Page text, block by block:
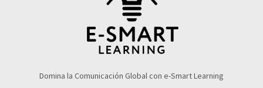
Domina la Comunicación Global con e-Smart Learning